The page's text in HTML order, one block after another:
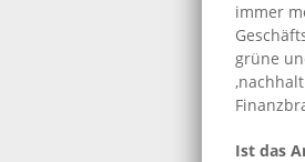
immer
grüne
Ist das